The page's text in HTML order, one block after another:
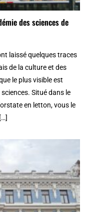
des sciences de
laissé quelques traces
de la culture et des
le plus visible est
sciences. Situé dans le
en letton, vous le